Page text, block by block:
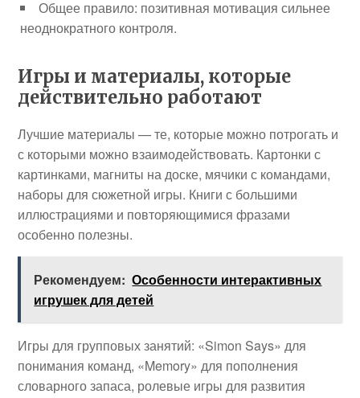
Общее правило: позитивная мотивация сильнее
неоднократного контроля.
Игры и материалы, которые
действительно работают
Лучшие материалы — те, которые можно потрогать и
с которыми можно взаимодействовать. Картонки с
картинками, магниты на доске, мячики с командами,
наборы для сюжетной игры. Книги с большими
иллюстрациями и повторяющимися фразами
особенно полезны.
Рекомендуем: Особенности интерактивных
игрушек для детей
Игры для групповых занятий: «Simon Says» для
понимания команд, «Memory» для пополнения
словарного запаса, ролевые игры для развития